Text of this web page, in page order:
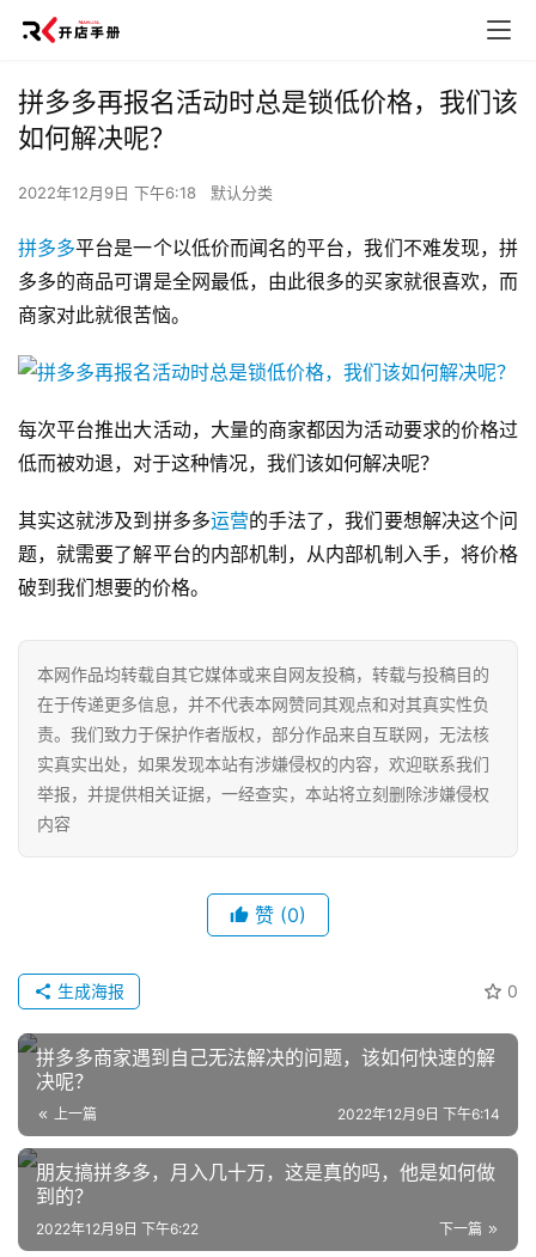
网
店
营
拼多多再报名活动时总是锁低价格，我们该
如何解决呢？
2022年12月9日 下午6:18 默认分类
拼多多平台是一个以低价而闻名的平台，我们不难发现，拼
多多的商品可谓是全网最低，由此很多的买家就很喜欢，而
商家对此就很苦恼。
每次平台推出大活动，大量的商家都因为活动要求的价格过
低而被劝退，对于这种情况，我们该如何解决呢？
其实这就涉及到拼多多运营的手法了，我们要想解决这个问
题，就需要了解平台的内部机制，从内部机制入手，将价格
破到我们想要的价格。
本网作品均转载自其它媒体或来自网友投稿，转载与投稿目的
在于传递更多信息，并不代表本网赞同其观点和对其真实性负
责。我们致力于保护作者版权，部分作品来自互联网，无法核
实真实出处，如果发现本站有涉嫌侵权的内容，欢迎联系我们
举报，并提供相关证据，一经查实，本站将立刻删除涉嫌侵权
内容
赞 (0)
0
生成海报
拼多多商家遇到自己无法解决的问题，该如何快速的解
决呢？
上一篇 2022年12月9日 下午6:14
朋友搞拼多多，月入几十万，这是真的吗，他是如何做
到的？
下一篇
2022年12月9日 下午6:22